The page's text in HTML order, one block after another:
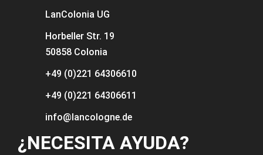
LanColonia UG
Horbeller Str. 19
50858 Colonia
+49 (0)221 64306610
+49 (0)221 64306611
info@lancologne.de
¿NECESITA AYUDA?